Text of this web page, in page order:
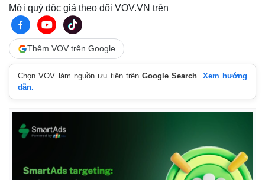
Mời quý độc giả theo dõi VOV.VN trên
Thêm VOV trên Google
Chọn VOV làm nguồn ưu tiên trênGoogle Search. Xem hướng
dẫn.